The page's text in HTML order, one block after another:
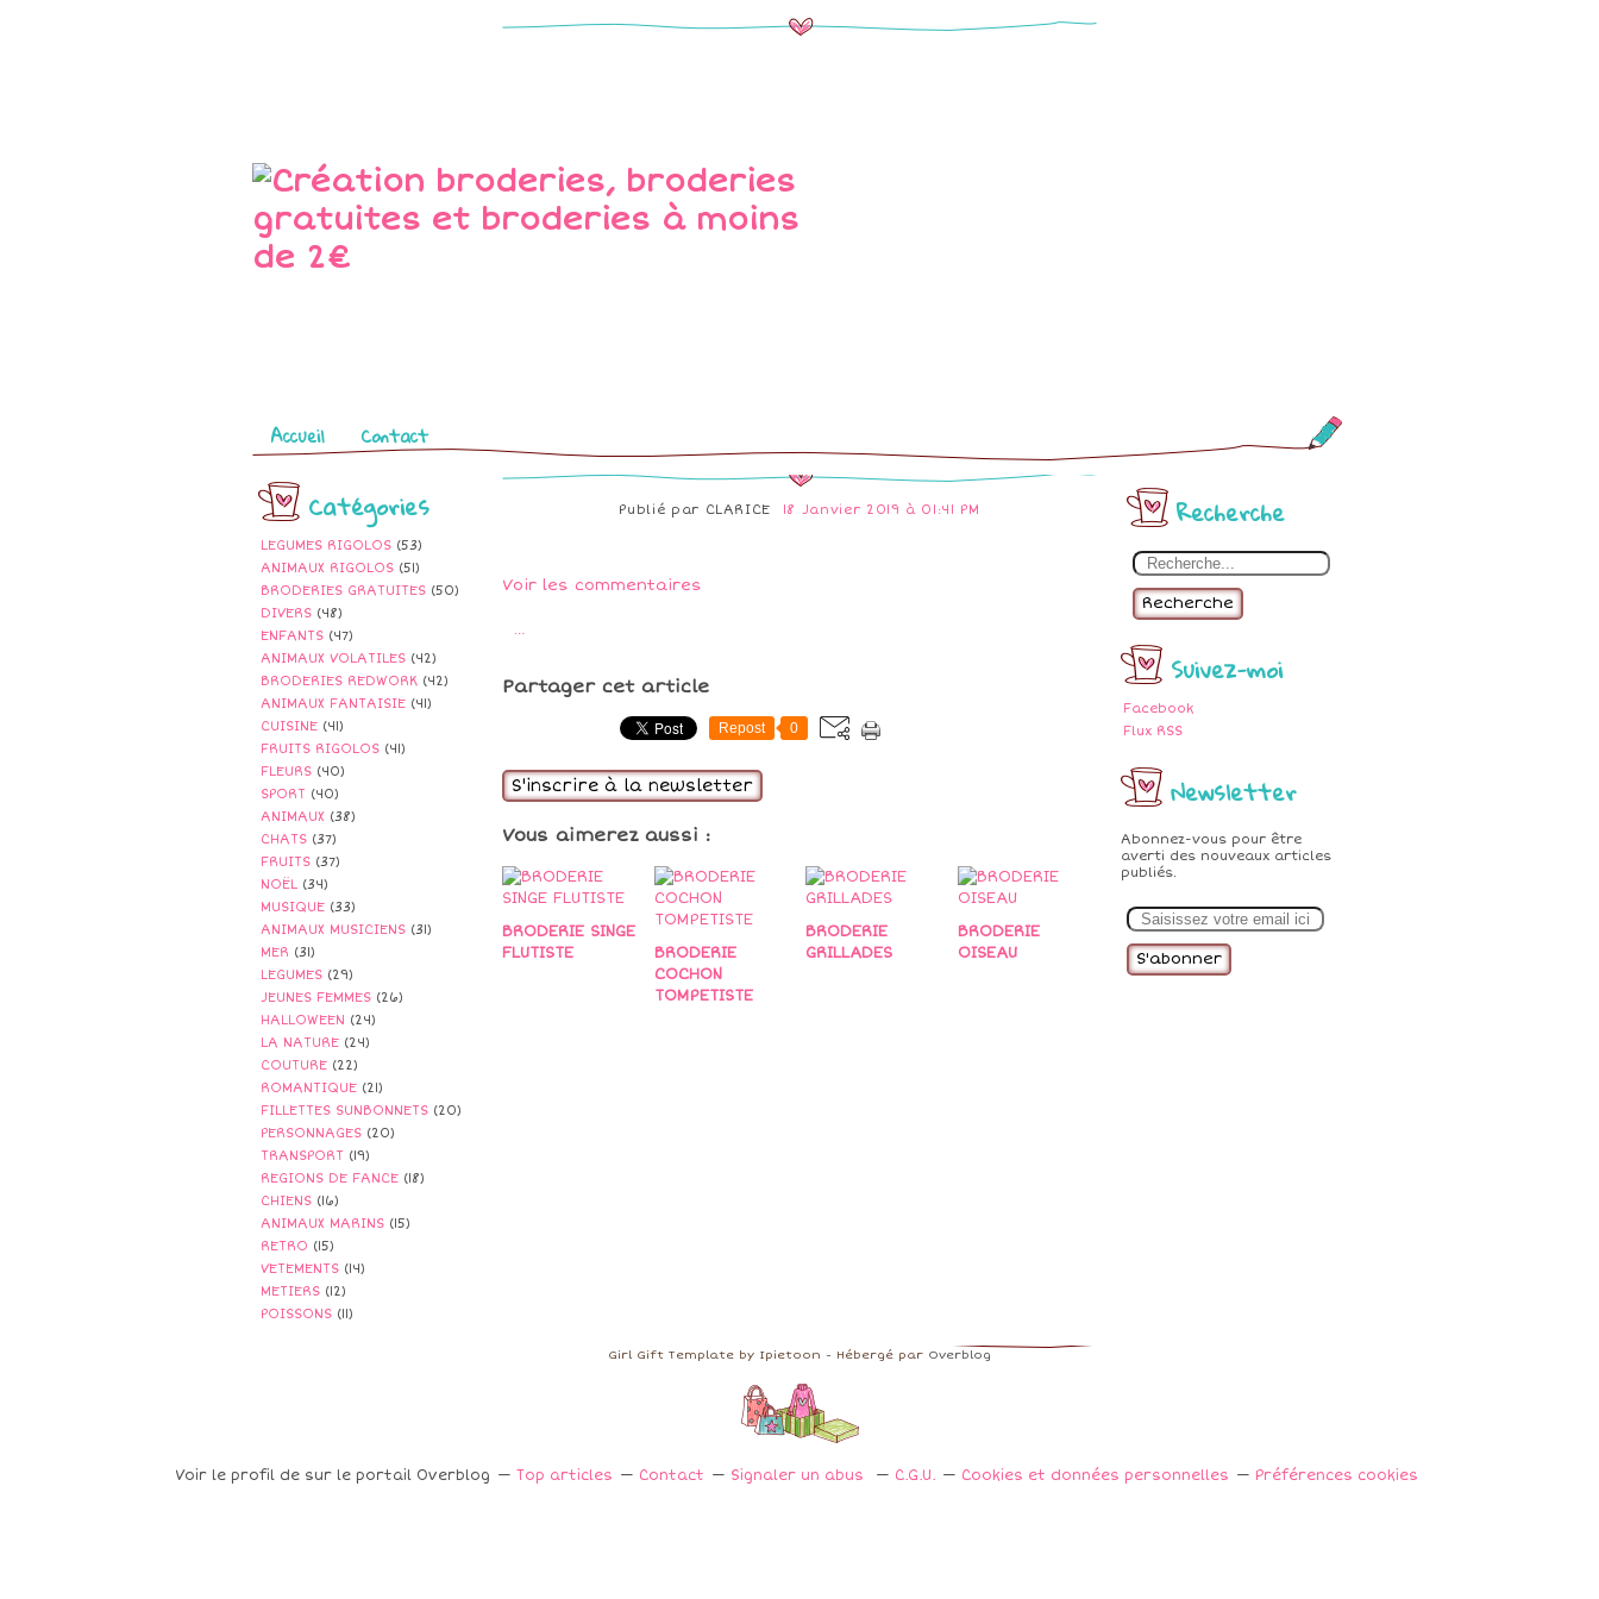
Pages
Accueil Contact
Catégories
LEGUMES RIGOLOS (53)
ANIMAUX RIGOLOS (51)
BRODERIES GRATUITES (50)
DIVERS (48)
ENFANTS (47)
ANIMAUX VOLATILES (42)
BRODERIES REDWORK (42)
ANIMAUX FANTAISIE (41)
CUISINE (41)
FRUITS RIGOLOS (41)
FLEURS (40)
SPORT (40)
ANIMAUX (38)
CHATS (37)
FRUITS (37)
NOËL (34)
MUSIQUE (33)
ANIMAUX MUSICIENS (31)
MER (31)
LEGUMES (29)
JEUNES FEMMES (26)
HALLOWEEN (24)
LA NATURE (24)
COUTURE (22)
ROMANTIQUE (21)
FILLETTES SUNBONNETS (20)
PERSONNAGES (20)
TRANSPORT (19)
REGIONS DE FANCE (18)
CHIENS (16)
ANIMAUX MARINS (15)
RETRO (15)
VETEMENTS (14)
METIERS (12)
POISSONS (11)
Recherche
Recherche
Suivez-moi
Facebook
Flux RSS
Newsletter
Abonnez-vous pour être
averti des nouveaux articles
publiés.
m
Publié par CLARICE 18 Janvier 2019 à 01:41 PM
Voir les commentaires
…
Partager cet article
Repost 0
S'inscrire à la newsletter
Vous aimerez aussi :
BRODERIE SINGE
FLUTISTE
BRODERIE
COCHON
TOMPETISTE
BRODERIE
GRILLADES
BRODERIE
OISEAU
Girl Gift Template by Ipietoon - Hébergé par Overblog
Voir le profil de sur le portail Overblog Top articles Contact Signaler un abus C.G.U. Cookies et données personnelles Préférences cookies